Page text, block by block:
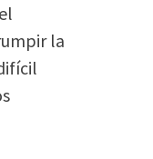
la